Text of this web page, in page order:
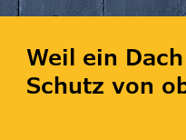
Weil ein
Schutz von